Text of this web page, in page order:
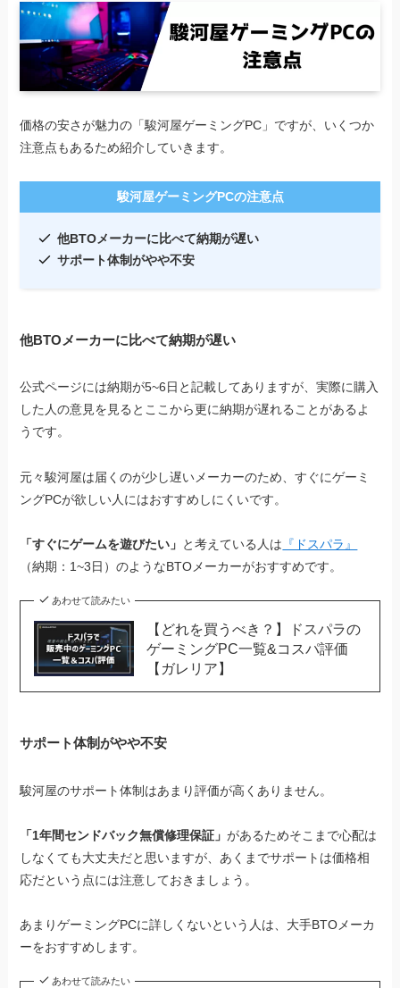
価格の安さが魅力の「駿河屋ゲーミングPC」ですが、いくつか
注意点もあるため紹介していきます。
駿河屋ゲーミングPCの注意点
他BTOメーカーに比べて納期が遅い
サポート体制がやや不安
他BTOメーカーに比べて納期が遅い
公式ページには納期が5~6日と記載してありますが、実際に購入
した人の意見を見るとここから更に納期が遅れることがあるよ
うです。
元々駿河屋は届くのが少し遅いメーカーのため、すぐにゲーミ
ングPCが欲しい人にはおすすめしにくいです。
「すぐにゲームを遊びたい」 と考えている人は 『ドスパラ』
（納期：1~3日）のようなBTOメーカーがおすすめです。
あわせて読みたい
【どれを買うべき？】ドスパラの
ゲーミングPC一覧&コスパ評価
【ガレリア】
サポート体制がやや不安
駿河屋のサポート体制はあまり評価が高くありません。
「1年間センドバック無償修理保証」があるためそこまで心配は
しなくても大丈夫だと思いますが、あくまでサポートは価格相
応だという点には注意しておきましょう。
あまりゲーミングPCに詳しくないという人は、大手BTOメーカ
ーをおすすめします。
あわせて読みたい